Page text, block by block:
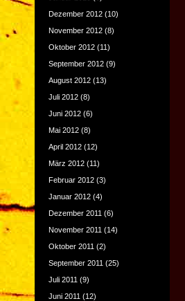
Dezember 2012 (10)
November 2012 (8)
Oktober 2012 (11)
September 2012 (9)
August 2012 (13)
Juli 2012 (8)
Juni 2012 (6)
Mai 2012 (8)
April 2012 (12)
März 2012 (11)
Februar 2012 (3)
Januar 2012 (4)
Dezember 2011 (6)
November 2011 (14)
Oktober 2011 (2)
September 2011 (25)
Juli 2011 (9)
Juni 2011 (12)